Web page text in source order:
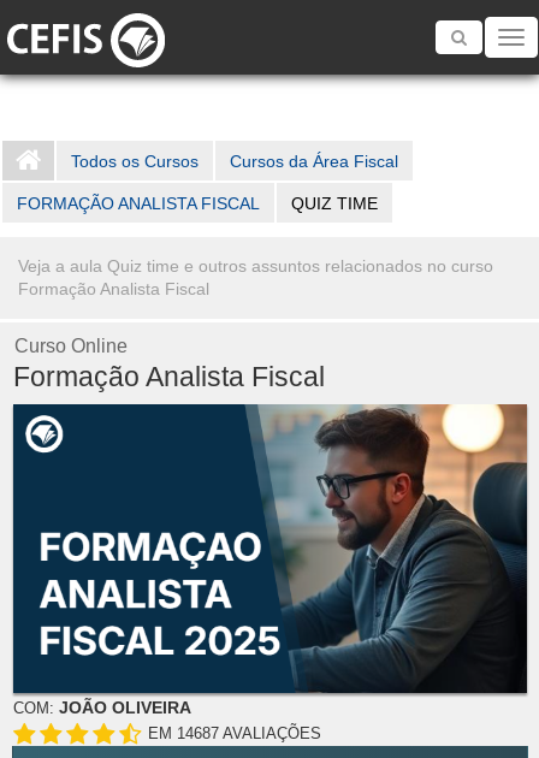
Toggle
Todos os Cursos Cursos da Área Fiscal
FORMAÇÃO ANALISTA FISCAL QUIZ TIME
Veja a aula Quiz time e outros assuntos relacionados no curso
Formação Analista Fiscal
Curso Online
Formação Analista Fiscal
COM: JOÃO OLIVEIRA
EM 14687 AVALIAÇÕES